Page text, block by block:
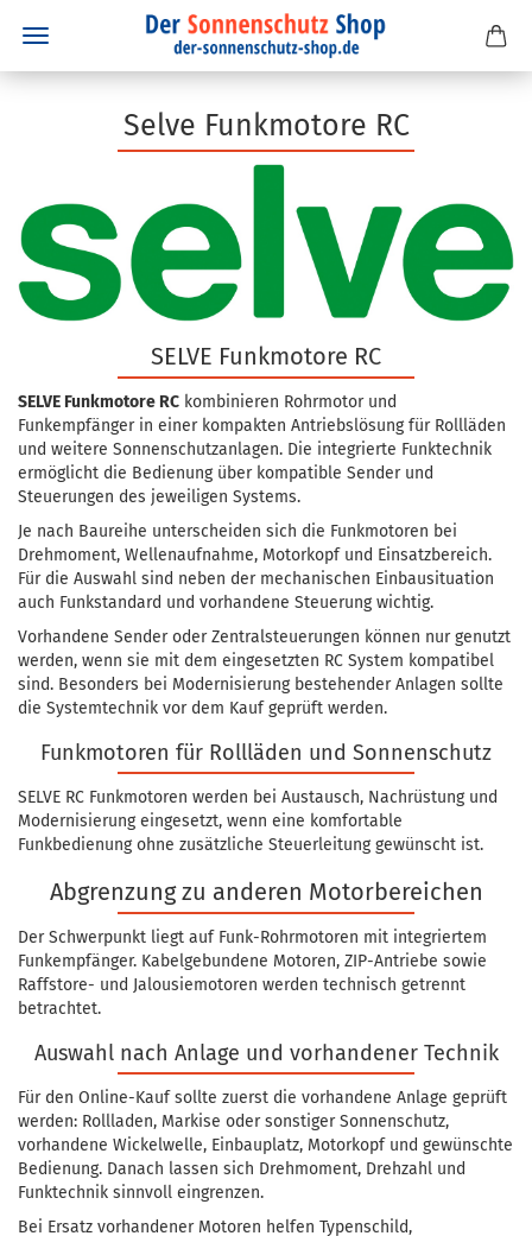
Selve Funkmotore RC
SELVE Funkmotore RC
SELVE Funkmotore RC kombinieren Rohrmotor und
Funkempfänger in einer kompakten Antriebslösung für Rollläden
und weitere Sonnenschutzanlagen. Die integrierte Funktechnik
ermöglicht die Bedienung über kompatible Sender und
Steuerungen des jeweiligen Systems.
Je nach Baureihe unterscheiden sich die Funkmotoren bei
Drehmoment, Wellenaufnahme, Motorkopf und Einsatzbereich.
Für die Auswahl sind neben der mechanischen Einbausituation
auch Funkstandard und vorhandene Steuerung wichtig.
Vorhandene Sender oder Zentralsteuerungen können nur genutzt
werden, wenn sie mit dem eingesetzten RC System kompatibel
sind. Besonders bei Modernisierung bestehender Anlagen sollte
die Systemtechnik vor dem Kauf geprüft werden.
Funkmotoren für Rollläden und Sonnenschutz
SELVE RC Funkmotoren werden bei Austausch, Nachrüstung und
Modernisierung eingesetzt, wenn eine komfortable
Funkbedienung ohne zusätzliche Steuerleitung gewünscht ist.
Abgrenzung zu anderen Motorbereichen
Der Schwerpunkt liegt auf Funk-Rohrmotoren mit integriertem
Funkempfänger. Kabelgebundene Motoren, ZIP-Antriebe sowie
Raffstore- und Jalousiemotoren werden technisch getrennt
betrachtet.
Auswahl nach Anlage und vorhandener Technik
Für den Online-Kauf sollte zuerst die vorhandene Anlage geprüft
werden: Rollladen, Markise oder sonstiger Sonnenschutz,
vorhandene Wickelwelle, Einbauplatz, Motorkopf und gewünschte
Bedienung. Danach lassen sich Drehmoment, Drehzahl und
Funktechnik sinnvoll eingrenzen.
Bei Ersatz vorhandener Motoren helfen Typenschild,